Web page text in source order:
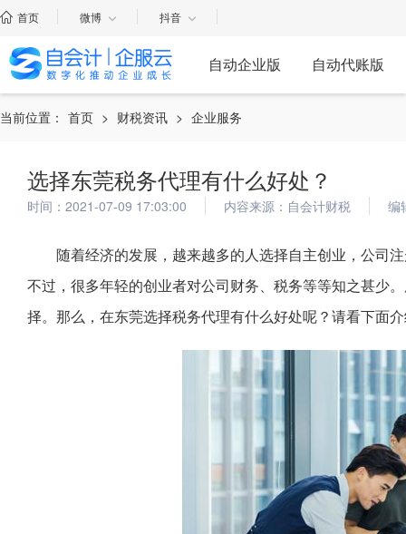
首页 微博 抖音
自动企业版 自动代账版
当前位置： 首页 > 财税资讯 > 企业服务
选择东莞税务代理有什么好处？
时间：2021-07-09 17:03:00 内容来源：自会计财税 编
随着经济的发展，越来越多的人选择自主创业，公司
不过，很多年轻的创业者对公司财务、税务等等知之甚少
择。那么，在东莞选择税务代理有什么好处呢？请看下面